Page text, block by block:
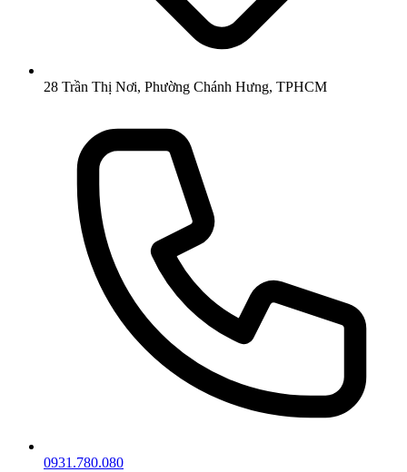
28 Trần Thị Nơi, Phường Chánh Hưng, TPHCM
0931.780.080